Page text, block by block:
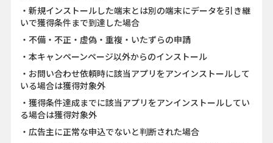
・新規インストールした端末とは別の端末にデータを引き継
いで獲得条件まで到達した場合
・不備・不正・虚偽・重複・いたずらの申請
・本キャンペーンページ以外からのインストール
・お問い合わせ依頼時に該当アプリをアンインストールして
いる場合は獲得対象外
・獲得条件達成までに該当アプリをアンインストールしてい
る場合は獲得対象外
・広告主に正常な申込でないと判断された場合